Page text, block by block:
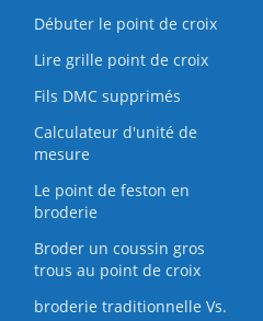
Débuter le point de croix
Lire grille point de croix
Fils DMC supprimés
Calculateur d'unité de
mesure
Le point de feston en
broderie
Broder un coussin gros
trous au point de croix
broderie traditionnelle Vs.